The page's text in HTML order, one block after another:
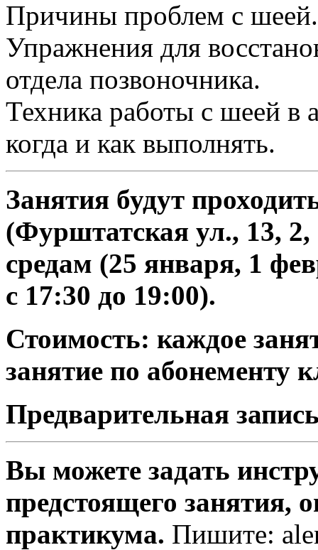
Причины проблем с
Упражнения для
отдела позвоночника.
Техника работы с шеей в
когда и как выполнять.
Занятия будут
(Фурштатская ул., 13,
средам (25 января, 1
с 17:30 до 19:00).
Стоимость: каждое
занятие по абонементу
Предварительная
Вы можете задать
предстоящего занятия,
практикума. Пишите: